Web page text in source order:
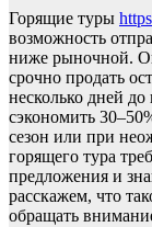
Горящие туры
возможность
ниже рыночной.
срочно продать
несколько дней
сэкономить
сезон или при
горящего тура
предложения и
расскажем, что
обращать